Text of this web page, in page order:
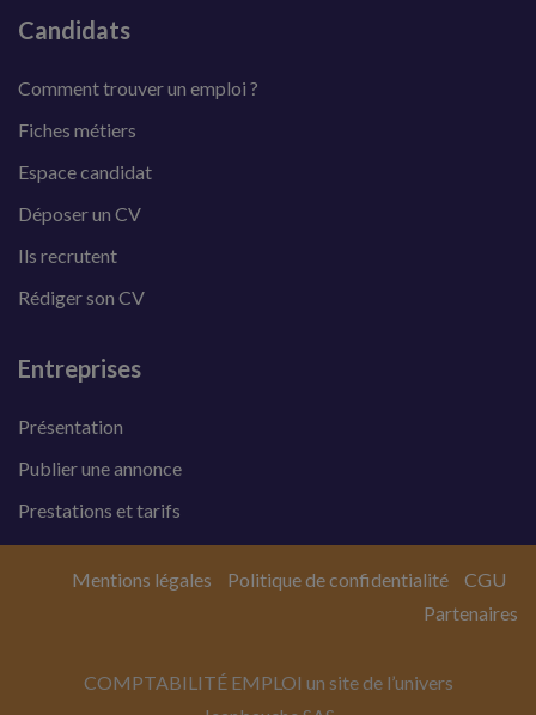
Candidats
Comment trouver un emploi ?
Fiches métiers
Espace candidat
Déposer un CV
Ils recrutent
Rédiger son CV
Entreprises
Présentation
Publier une annonce
Prestations et tarifs
COMPTABILITÉ EMPLOI un site de l’univers
Mentions légales Politique de confidentialité
CGU
Partenaires